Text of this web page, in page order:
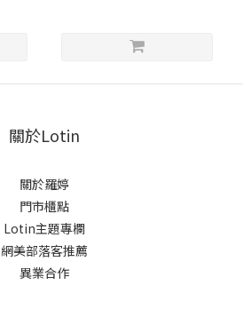
關於Lotin
關於羅婷
門市櫃點
Lotin主題專欄
網美部落客推薦
異業合作